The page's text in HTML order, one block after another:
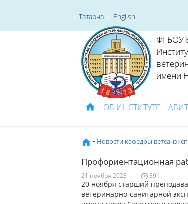
Татарча English
ФГБОУ
имени
ОБ ИНСТИТУТЕ
• Новости кафедры
Профориентационная
21 ноября 2023 391
20 ноября старший
ветеринарно-санитарной